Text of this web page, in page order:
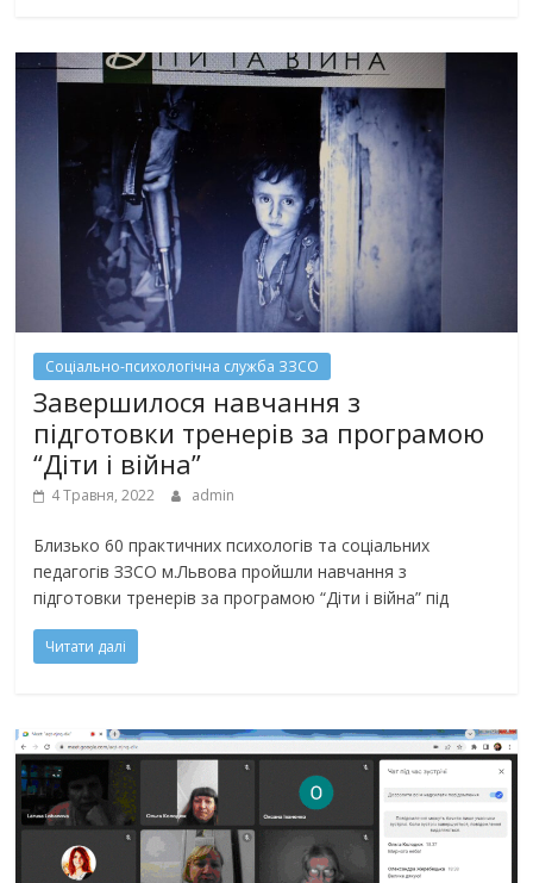
Соціально-психологічна служба ЗЗСО
Завершилося навчання з
підготовки тренерів за програмою
“Діти і війна”
4 Травня, 2022 admin
Близько 60 практичних психологів та соціальних
педагогів ЗЗСО м.Львова пройшли навчання з
підготовки тренерів за програмою “Діти і війна” під
Читати далі